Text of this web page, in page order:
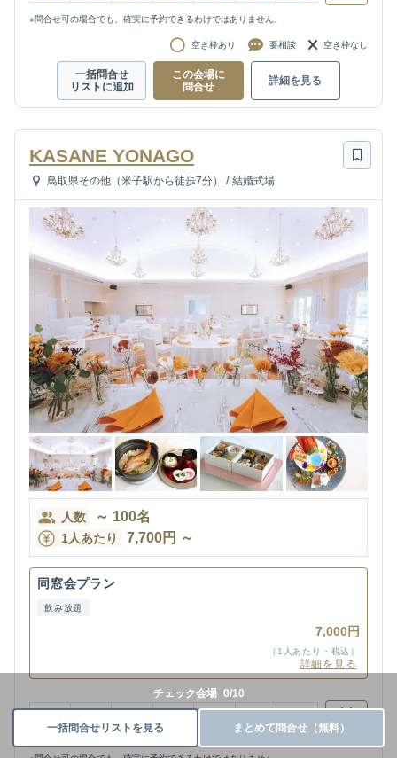
※問合せ可の場合でも、確実に予約できるわけではありません。
空き枠あり 要相談 空き枠なし
一括問合せ
リストに追加
この会場に
問合せ
詳細を見る
KASANE YONAGO
鳥取県その他（米子駅から徒歩7分） / 結婚式場
人数 ～ 100名
1人あたり 7,700円 ～
同窓会プラン
飲み放題
7,000円
（1人あたり・税込）
詳細を見る
今日 11火 12水 13木 14金 15土 16日
その他
チェック会場 0/10
一括問合せリストを見る まとめて問合せ（無料）